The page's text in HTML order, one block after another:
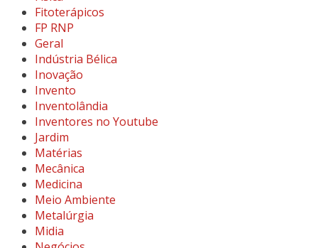
Fitoterápicos
FP RNP
Geral
Indústria Bélica
Inovação
Invento
Inventolândia
Inventores no Youtube
Jardim
Matérias
Mecânica
Medicina
Meio Ambiente
Metalúrgia
Midia